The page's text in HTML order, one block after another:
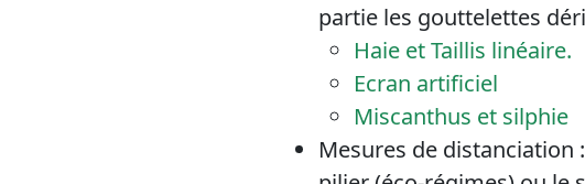
partie les gouttelettes
Haie et Taillis linéaire.
Ecran artificiel
Miscanthus et silphie
Mesures de distanciation